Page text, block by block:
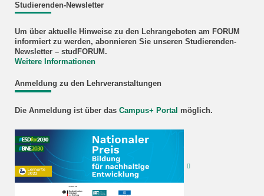
Studierenden-Newsletter
Um über aktuelle Hinweise zu den Lehrangeboten am FORUM
informiert zu werden, abonnieren Sie unseren Studierenden-
Newsletter – studFORUM.
Weitere Informationen
Anmeldung zu den Lehrveranstaltungen
Die Anmeldung ist über das Campus+ Portal möglich.